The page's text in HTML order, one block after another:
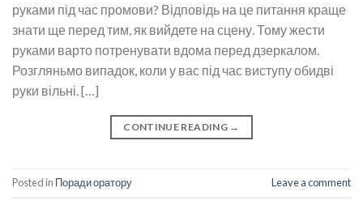
руками під час промови? Відповідь на це питання краще
знати ще перед тим, як вийдете на сцену. Тому жести
руками варто потренувати вдома перед дзеркалом.
Розгляньмо випадок, коли у вас під час виступу обидві
руки вільні. […]
CONTINUE READING →
Posted in Поради оратору Leave a comment